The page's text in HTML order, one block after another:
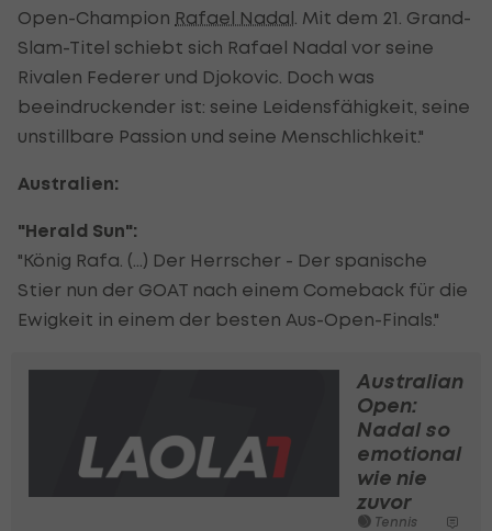
Open-Champion Rafael Nadal . Mit dem 21. Grand-
Slam-Titel schiebt sich Rafael Nadal vor seine
Rivalen Federer und Djokovic. Doch was
beeindruckender ist: seine Leidensfähigkeit, seine
unstillbare Passion und seine Menschlichkeit."
Australien:
"Herald Sun":
"König Rafa. (...) Der Herrscher - Der spanische
Stier nun der GOAT nach einem Comeback für die
Ewigkeit in einem der besten Aus-Open-Finals."
Australian
Open:
Nadal so
emotional
wie nie
zuvor
Tennis